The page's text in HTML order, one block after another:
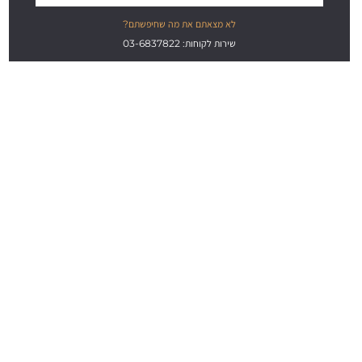
לא מצאתם את מה שחיפשתם?
שירות לקוחות: 03-6837822